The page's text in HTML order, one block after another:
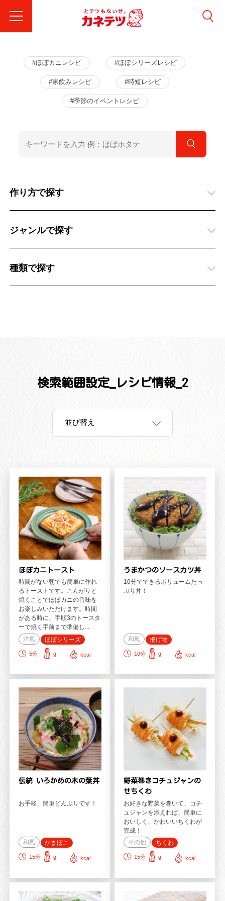
#ほぼカニレシピ #ほぼシリーズレシピ
#家飲みレシピ #時短レシピ
#季節のイベントレシピ
作り方で探す
ジャンルで探す
種類で探す
検索範囲設定_レシピ情報_2
ほぼカニトースト
時間がない朝でも簡単に作れ
るトーストです。こんがりと
焼くことでほぼカニの旨味を
お楽しみいただけます。時間
がある時に、手順3のトースタ
ーで焼く手前まで準備し...
洋風
ほぼシリーズ
5分 g kcal
うまかつのソースカツ丼
10分でできるボリュームたっ
ぷり丼！
和風 揚げ物
10分 g kcal
伝統 いろかめの木の葉丼
お手軽、簡単どんぶりです！
和風 かまぼこ
15分 g kcal
野菜巻きコチュジャンの
せちくわ
お好きな野菜を巻いて、コチ
ュジャンを添えれば、簡単に
おいしく、かわいいちくわが
完成！
その他
ちくわ
15分 g kcal